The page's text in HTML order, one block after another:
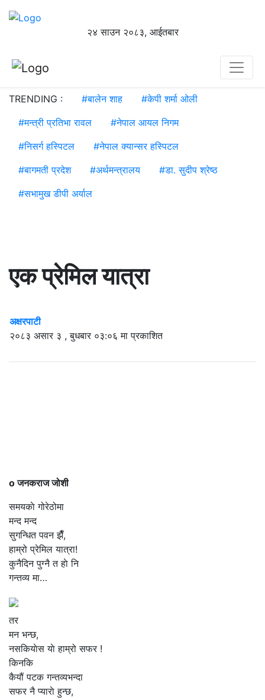
२४ साउन २०८३, आईतबार
TRENDING : #बालेन शाह #केपी शर्मा ओली
#मन्त्री प्रतिभा रावल #नेपाल आयल निगम
#निसर्ग हस्पिटल #नेपाल क्यान्सर हस्पिटल
#बागमती प्रदेश #अर्थमन्त्रालय #डा. सुदीप श्रेष्ठ
#सभामुख डीपी अर्याल
एक प्रेमिल यात्रा
अक्षरपाटी
२०८३ असार ३ , बुधबार ०३:०६ मा प्रकाशित
o जनकराज जोशी
समयकाे गोरेठोमा
मन्द मन्द
सुगन्धित पवन झैँ,
हाम्रो प्रेमिल यात्रा!
कुनैदिन पुग्नै त हाे नि
गन्तव्य मा…
तर
मन भन्छ,
नसकियाेस याे हाम्रो सफर !
किनकि
कैयौं पटक गन्तव्यभन्दा
सफर नै प्याराे हुन्छ,